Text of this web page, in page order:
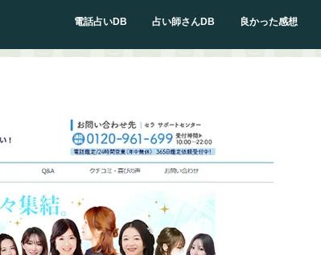
電話占いDB 占い師さんDB 良かった感想